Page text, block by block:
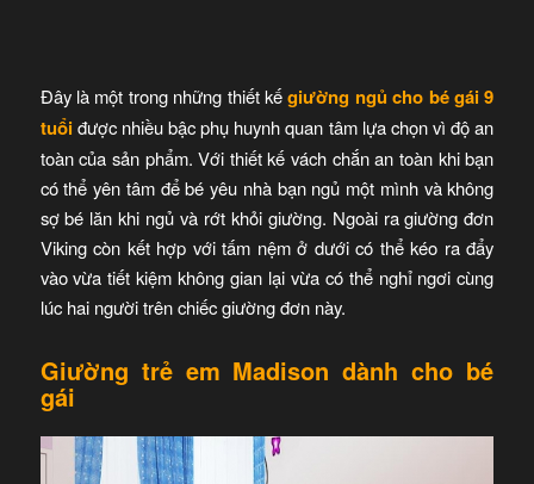
Đây là một trong những thiết kếgiường ngủ cho bé gái 9
tuổi được nhiều bậc phụ huynh quan tâm lựa chọn vì độ an
toàn của sản phẩm. Với thiết kế vách chắn an toàn khi bạn
có thể yên tâm để bé yêu nhà bạn ngủ một mình và không
sợ bé lăn khi ngủ và rớt khỏi giường. Ngoài ra giường đơn
Viking còn kết hợp với tấm nệm ở dưới có thể kéo ra đẩy
vào vừa tiết kiệm không gian lại vừa có thể nghỉ ngơi cùng
lúc hai người trên chiếc giường đơn này.
Giường trẻ em Madison dành cho bé
gái